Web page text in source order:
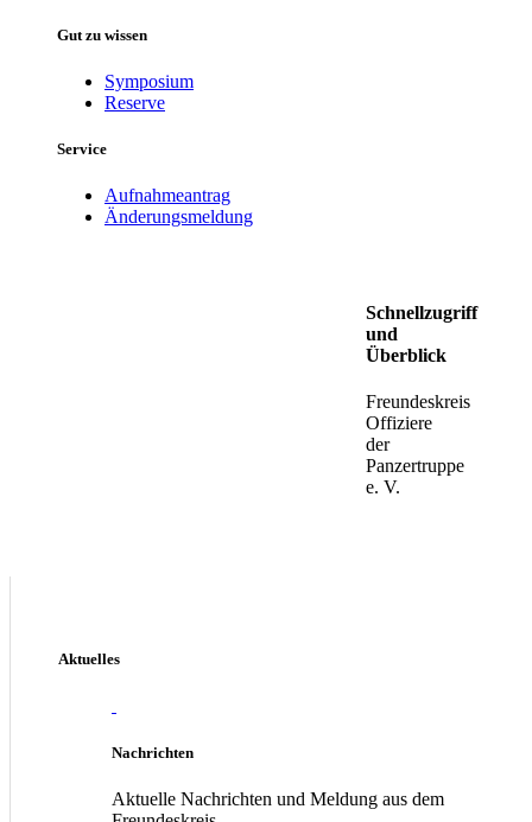
Gut zu wissen
Symposium
Reserve
Service
Aufnahmeantrag
Änderungsmeldung
Schnellzugriff
und
Überblick
Freundeskreis
Offiziere
der
Panzertruppe
e. V.
Aktuelles
Nachrichten
Aktuelle Nachrichten und Meldung aus dem